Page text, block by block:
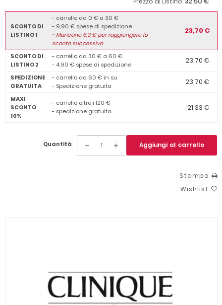
SCONTO DI
LISTINO 1
- carrello da 0 € a 30 €
- 9,90 € spese di spedizione
-Mancano6,3€ per raggiungere lo
sconto successivo
23,70 €
SCONTO DI
LISTINO 2
- carrello da 30 € a 60 €
- 4,90 € spese di spedizione
23,70 €
SPEDIZIONE
GRATUITA
- carrello da 60 € in su
- Spedizione gratuita
23,70 €
MAXI
SCONTO
10%
- carrello oltre i 120 €
- spedizione gratuita
21,33 €
Quantità Aggiungi al carrello
Stampa
Wishlist